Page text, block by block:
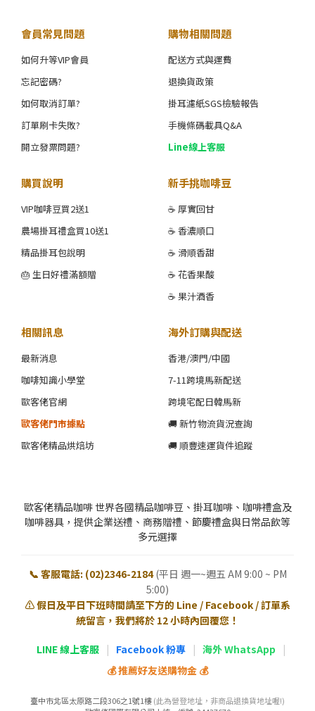
會員常見問題
如何升等VIP會員
忘記密碼?
如何取消訂單?
訂單刷卡失敗?
開立發票問題?
購物相關問題
配送方式與運費
退換貨政策
掛耳濾紙SGS檢驗報告
手機條碼載具Q&A
Line線上客服
購買說明
VIP咖啡豆買2送1
農場掛耳禮盒買10送1
精品掛耳包說明
🎂 生日好禮滿額贈
新手挑咖啡豆
☕ 厚實回甘
☕ 香濃順口
☕ 滑順香甜
☕ 花香果酸
☕ 果汁酒香
相關訊息
最新消息
咖啡知識小學堂
歐客佬官網
歐客佬門市據點
歐客佬精品烘焙坊
海外訂購與配送
香港/澳門/中國
7-11跨境馬新配送
跨境宅配日韓馬新
🚚 新竹物流貨況查詢
🚚 順豐速運貨件追蹤
歐客佬精品咖啡 世界各國精品咖啡豆、掛耳咖啡、咖啡禮盒及
咖啡器具，提供企業送禮、商務贈禮、節慶禮盒與日常品飲等
多元選擇
📞 客服電話: (02)2346-2184 (平日 週一~週五 AM 9:00 ~ PM
5:00)
⚠️ 假日及平日下班時間請至下方的 Line / Facebook / 訂單系
統留言，我們將於 12 小時內回覆您！
LINE 線上客服 | Facebook 粉專 | 海外 WhatsApp
|
💰 推薦好友送購物金 💰
臺中市北區太原路二段306之1號1樓(此為營登地址，非商品退換貨地址喔!)